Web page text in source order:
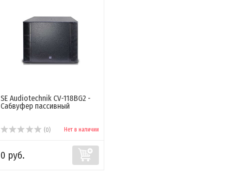
SE Audiotechnik CV-118BG2 -
Cабвуфер пассивный
(0) Нет в наличии
0 руб.